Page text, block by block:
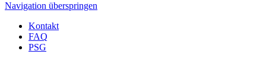
Navigation überspringen
Kontakt
FAQ
PSG